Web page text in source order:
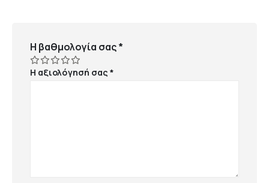
Η βαθμολογία σας*
Η αξιολόγησή σας*